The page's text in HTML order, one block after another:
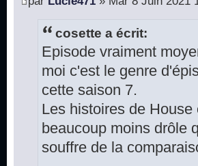
cosette a écrit:
Episode vraiment
moi c'est le genre
cette saison 7.
Les histoires de
beaucoup moins drôle
souffre de la